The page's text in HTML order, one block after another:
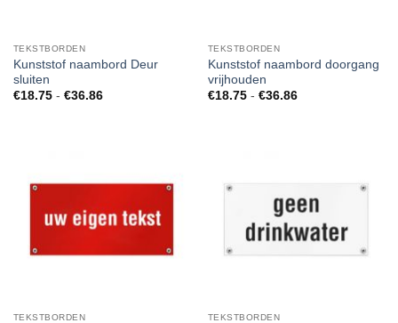
TEKSTBORDEN
Kunststof naambord Deur
sluiten
€18.75 - €36.86Prijsklasse:
TEKSTBORDEN
Kunststof naambord doorgang
vrijhouden
€18.75 - €36.86Prijsklasse:
TEKSTBORDEN TEKSTBORDEN